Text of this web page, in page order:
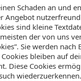
Schaden an und
Angebot
sind kleine
der von uns
Sie werden nach
bleiben auf
Diese Cookies
wiederzuerkennen.